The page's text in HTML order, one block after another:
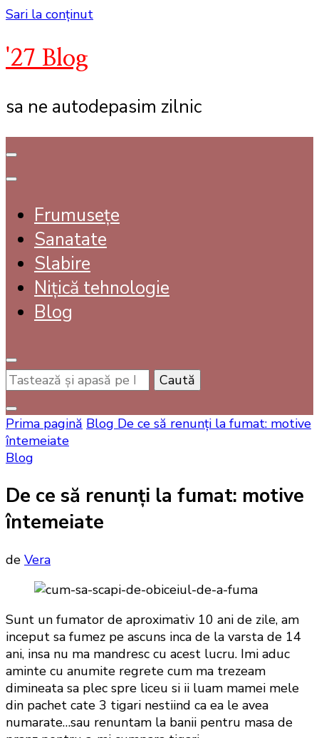
Sari la conținut
'27 Blog
sa ne autodepasim zilnic
Frumusețe
Sanatate
Slabire
Nițică tehnologie
Blog
Cauți
ceva?
Prima pagină Blog De ce să renunți la fumat: motive
întemeiate
Blog
De ce să renunți la fumat: motive
întemeiate
de Vera
Sunt un fumator de aproximativ 10 ani de zile, am
inceput sa fumez pe ascuns inca de la varsta de 14
ani, insa nu ma mandresc cu acest lucru. Imi aduc
aminte cu anumite regrete cum ma trezeam
dimineata sa plec spre liceu si ii luam mamei mele
din pachet cate 3 tigari nestiind ca ea le avea
numarate…sau renuntam la banii pentru masa de